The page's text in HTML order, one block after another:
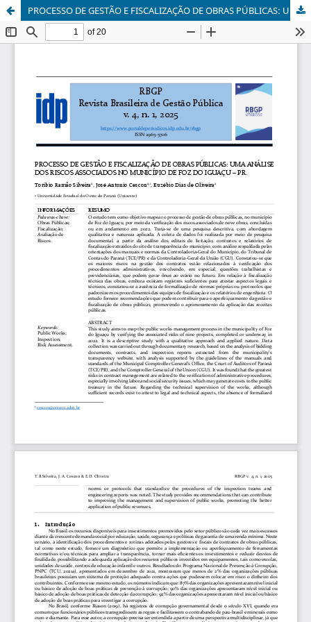
PROCESSO DE GESTÃO E FISCALIZAÇÃO DE OBRAS PÚBLICAS: UMA ANÁLISE DOS RISCOS ASSOCIADOS NO MUNICÍPIO DE FOZ DO IGUAÇU – PR